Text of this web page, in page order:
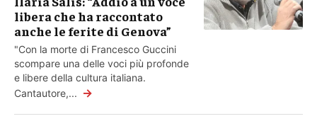
libera che ha raccontato
anche le ferite di Genova”
"Con la morte di Francesco Guccini
scompare una delle voci più profonde
e libere della cultura italiana.
Cantautore,... →